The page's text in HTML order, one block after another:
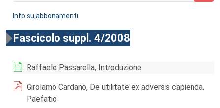
Info su abbonamenti
Fascicolo suppl. 4/2008
Raffaele Passarella, Introduzione
Girolamo Cardano, De utilitate ex adversis capienda.
Paefatio